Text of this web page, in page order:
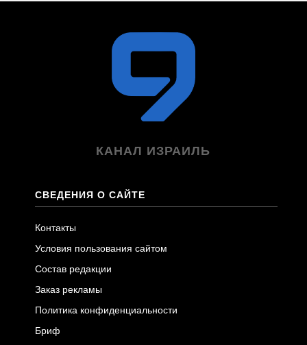
КАНАЛ ИЗРАИЛЬ
СВЕДЕНИЯ О САЙТЕ
Контакты
Условия пользования сайтом
Состав редакции
Заказ рекламы
Политика конфиденциальности
Бриф